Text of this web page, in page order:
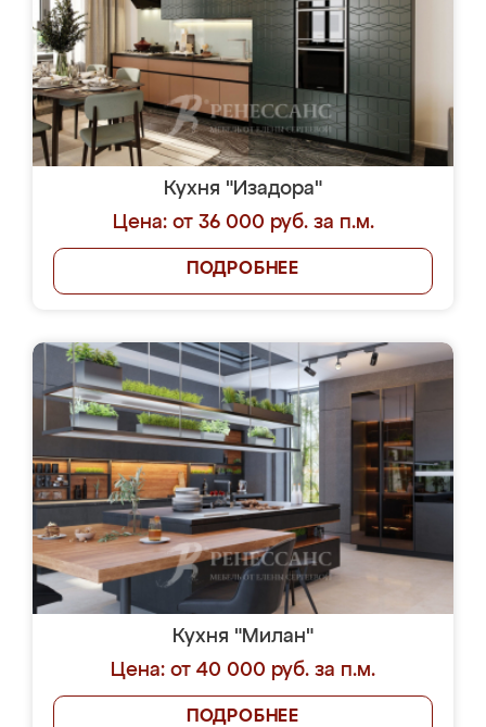
Кухня "Изадора"
Цена: от 36 000 руб. за п.м.
ПОДРОБНЕЕ
Кухня "Милан"
Цена: от 40 000 руб. за п.м.
ПОДРОБНЕЕ